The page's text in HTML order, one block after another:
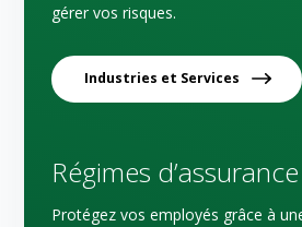
gérer vos risques.
Industries et Services
Régimes
Protégez vos employés grâce à